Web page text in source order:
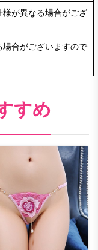
が異なる場合がござ
合がございますので
すめ